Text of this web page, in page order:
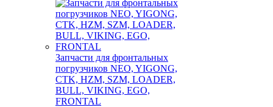
Запчасти для фронтальных
погрузчиков NEO, YIGONG,
CTK, HZM, SZM, LOADER,
BULL, VIKING, EGO,
FRONTAL